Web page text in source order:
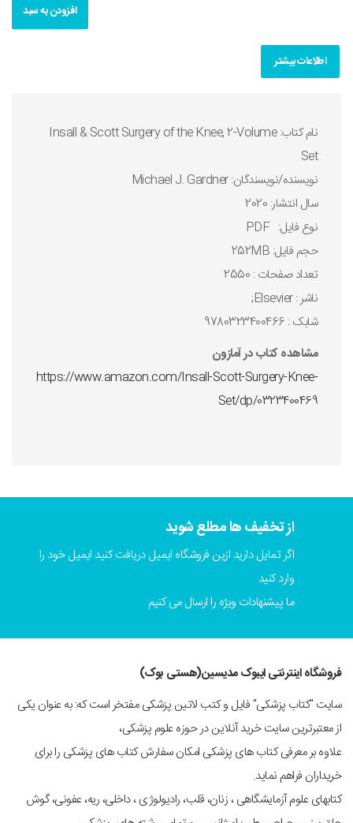
افزودن به سبد
اطلاعات بیشتر
نام کتاب: Insall & Scott Surgery of the Knee, 2-Volume
Set
نويسنده/نويسندگان: Michael J. Gardner
سال انتشار: 2020
نوع فايل: PDF
حجم فايل: 252MB
تعداد صفحات : 2550
ناشر : Elsevier;
شابک : 9780323400466
مشاهده کتاب در آمازون
https://www.amazon.com/Insall-Scott-Surgery-Knee-
Set/dp/0323400469
از تخفیف ها مطلع شوید
اگر تمایل دارید ازین فروشگاه ایمیل دریافت کنید ایمیل خود را
وارد کنید
ما پیشنهادات ویژه را ارسال می کنیم
فروشگاه اینترنتی ایبوک مدیسین(هستی بوک)
سایت "کتاب پزشکی" فایل و کتب لاتین پزشکی مفتخر است که: به عنوان یکی
از معتبرترین سایت خرید آنلاین در حوزه علوم پزشکی،
علاوه بر معرفی کتاب های پزشکی امکان سفارش کتاب های پزشکی را برای
خریداران فراهم نماید.
کتابهای علوم آزمایشگاهی ، زنان، قلب، رادیولوژی ، داخلی، ریه، عفونی، گوش